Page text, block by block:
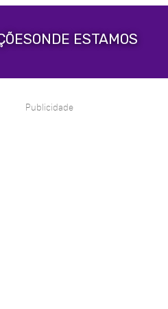
ONDE ESTAMOS
Publicidade